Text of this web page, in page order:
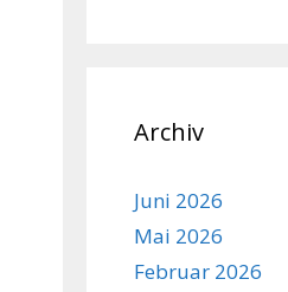
Archiv
Juni 2026
Mai 2026
Februar 2026